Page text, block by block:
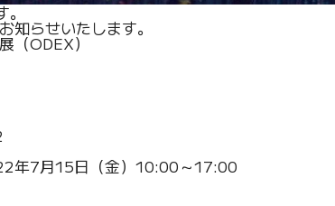
。
知らせいたします。
（ODEX）
年7月15日（金）10:00～17:00